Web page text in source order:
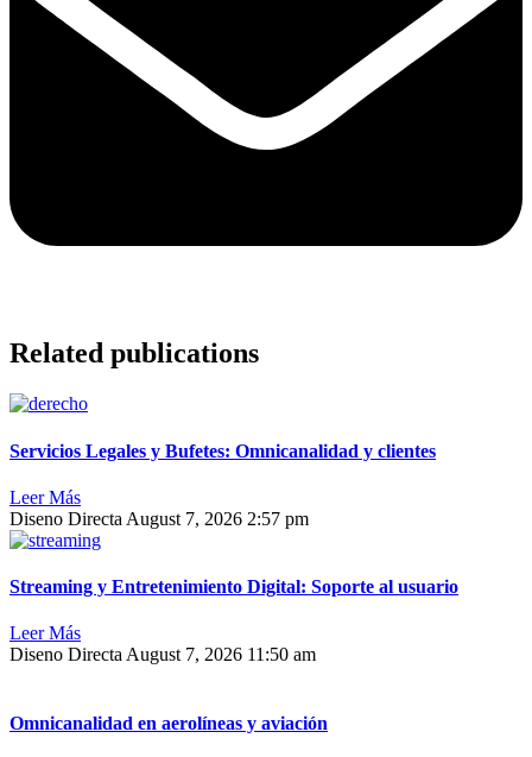
Related publications
Servicios Legales y Bufetes: Omnicanalidad y clientes
Leer Más
Diseno Directa August 7, 2026 2:57 pm
Streaming y Entretenimiento Digital: Soporte al usuario
Leer Más
Diseno DirectaAugust 7, 2026 11:50 am
Omnicanalidad en aerolíneas y aviación